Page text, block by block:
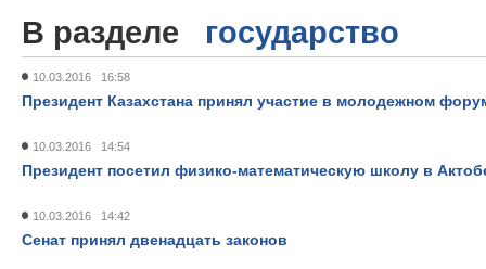
В разделе государство
10.03.2016 16:58
Президент Казахстана принял участие в молодежном
10.03.2016 14:54
Президент посетил физико-математическую школу в
10.03.2016 14:42
Сенат принял двенадцать законов